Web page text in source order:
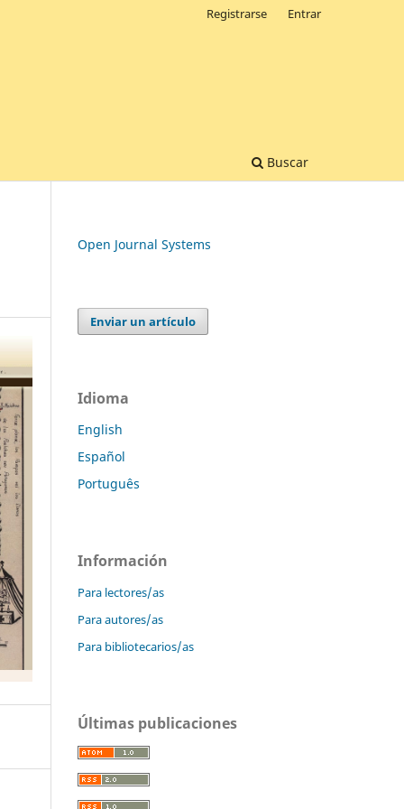
Buscar
Registrarse Entrar
Open Journal Systems
Enviar un artículo
Idioma
English
Español
Português
Información
Para lectores/as
Para autores/as
Para bibliotecarios/as
Últimas publicaciones